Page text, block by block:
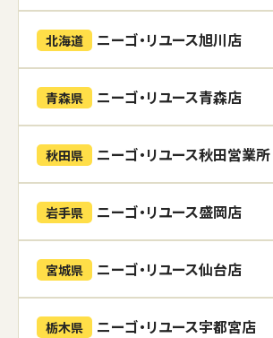
北海道 ニーゴ・リユース旭川店
青森県 ニーゴ・リユース青森店
秋田県 ニーゴ・リユース秋田営業所
岩手県 ニーゴ・リユース盛岡店
宮城県 ニーゴ・リユース仙台店
栃木県 ニーゴ・リユース宇都宮店